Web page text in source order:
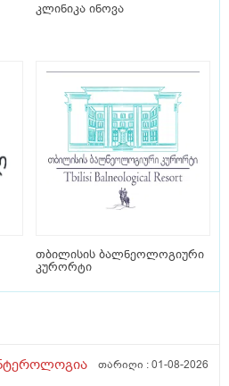
კლინიკა ინოვა
თბილისის ბალნეოლოგიური
კურორტი
თარიღი :01-08-2026